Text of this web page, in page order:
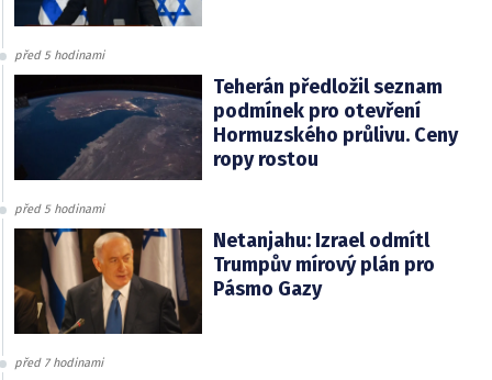
před 5 hodinami
Teherán předložil seznam
podmínek pro otevření
Hormuzského průlivu. Ceny
ropy rostou
před 5 hodinami
Netanjahu: Izrael odmítl
Trumpův mírový plán pro
Pásmo Gazy
před 7 hodinami